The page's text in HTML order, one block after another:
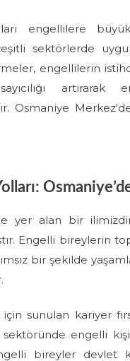
engellilere
sektörlerde
engellilerin
artırarak
Osmaniye
yer alan bir
Engelli bireylerin
bir şekilde
sunulan kariyer
engelli
bireyler devlet